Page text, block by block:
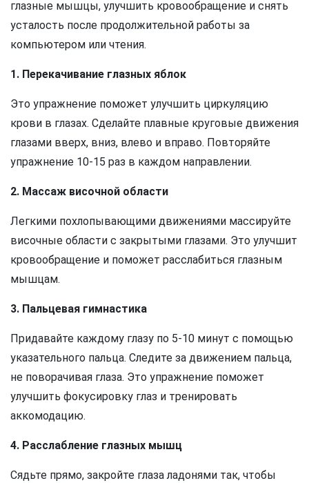
глазные мышцы, улучшить кровообращение и снять
усталость после продолжительной работы за
компьютером или чтения.
1. Перекачивание глазных яблок
Это упражнение поможет улучшить циркуляцию
крови в глазах. Сделайте плавные круговые движения
глазами вверх, вниз, влево и вправо. Повторяйте
упражнение 10-15 раз в каждом направлении.
2. Массаж височной области
Легкими похлопывающими движениями массируйте
височные области с закрытыми глазами. Это улучшит
кровообращение и поможет расслабиться глазным
мышцам.
3. Пальцевая гимнастика
Придавайте каждому глазу по 5-10 минут с помощью
указательного пальца. Следите за движением пальца,
не поворачивая глаза. Это упражнение поможет
улучшить фокусировку глаз и тренировать
аккомодацию.
4. Расслабление глазных мышц
Сядьте прямо, закройте глаза ладонями так, чтобы